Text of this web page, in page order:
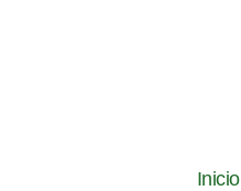
Inicio